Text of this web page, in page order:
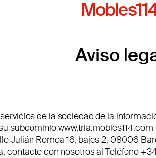
Aviso
de la sociedad de la
subdominiowww.tria.mobles114.com
Julián Romea 16, bajos 2, 08006
contacte con nosotros al Teléfono